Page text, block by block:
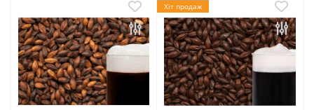
Хіт продаж